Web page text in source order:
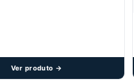
Ver produto →